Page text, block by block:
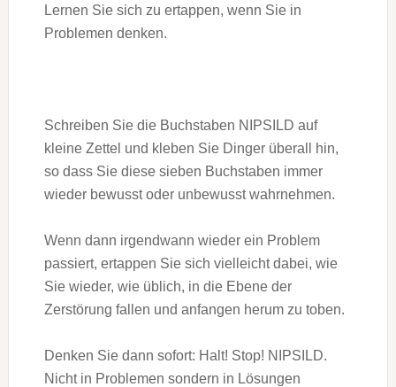
Lernen Sie sich zu ertappen, wenn Sie in
Problemen denken.
Schreiben Sie die Buchstaben NIPSILD auf
kleine Zettel und kleben Sie Dinger überall hin,
so dass Sie diese sieben Buchstaben immer
wieder bewusst oder unbewusst wahrnehmen.
Wenn dann irgendwann wieder ein Problem
passiert, ertappen Sie sich vielleicht dabei, wie
Sie wieder, wie üblich, in die Ebene der
Zerstörung fallen und anfangen herum zu toben.
Denken Sie dann sofort: Halt! Stop! NIPSILD.
Nicht in Problemen sondern in Lösungen